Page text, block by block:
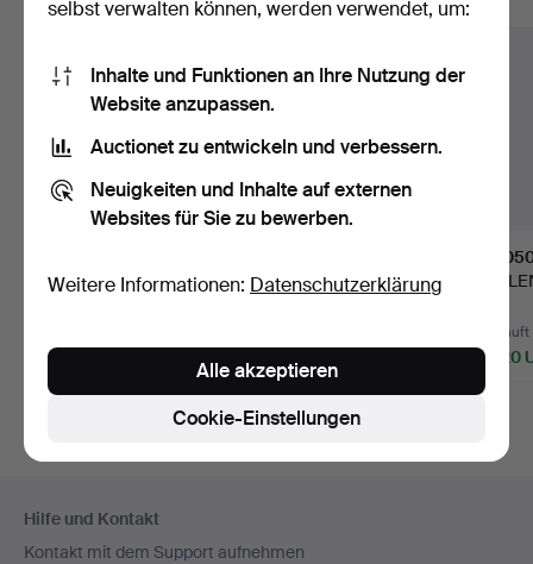
Gold und Smaragde,
1.699 USD
PERLENCOLLIER,
Verkauft
4.220
Navigation
Hilfe und Kontakt
Kontakt mit dem Support aufnehmen
selbst verwalten können, werden verwendet, um:
Inhalte und Funktionen an Ihre Nutzung der
Website anzupassen.
Auctionet zu entwickeln und verbessern.
Neuigkeiten und Inhalte auf externen
Websites für Sie zu bewerben.
Weitere Informationen: Datenschutzerklärung
Cookie-Einstellungen
Alle akzeptieren